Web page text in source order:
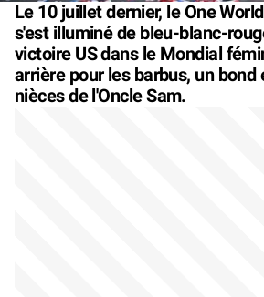
Le 10 juillet dernier, le One
s'est illuminé de bleu-blanc-
victoire US dans le Mondial
arrière pour les barbus, un bond
nièces de l'Oncle Sam.